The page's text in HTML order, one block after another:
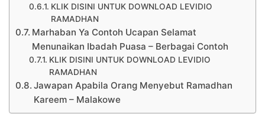
KLIK DISINI UNTUK DOWNLOAD LEVIDIO
RAMADHAN
Marhaban Ya Contoh Ucapan Selamat
Menunaikan Ibadah Puasa – Berbagai Contoh
KLIK DISINI UNTUK DOWNLOAD LEVIDIO
RAMADHAN
Jawapan Apabila Orang Menyebut Ramadhan
Kareem – Malakowe